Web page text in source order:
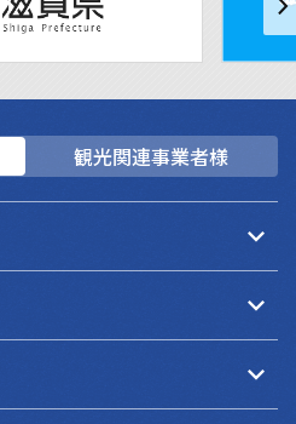
観光関連事業者様
keyboard_arrow_down
keyboard_arrow_down
keyboard_arrow_down